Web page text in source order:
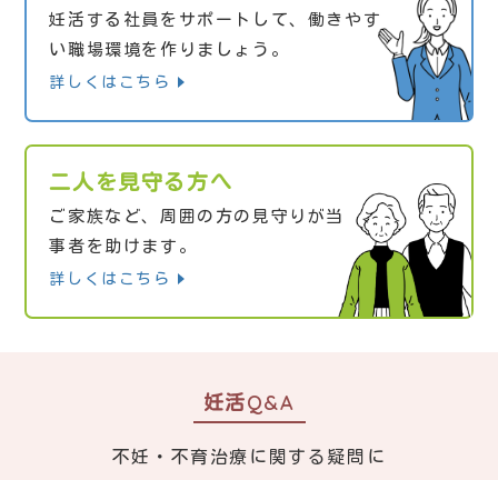
妊活する社員をサポートして、働きやす
い職場環境を作りましょう。
詳しくはこちら
二人を見守る方へ
ご家族など、周囲の方の見守りが当
事者を助けます。
詳しくはこちら
妊活Q&A
不妊・不育治療に関する疑問に